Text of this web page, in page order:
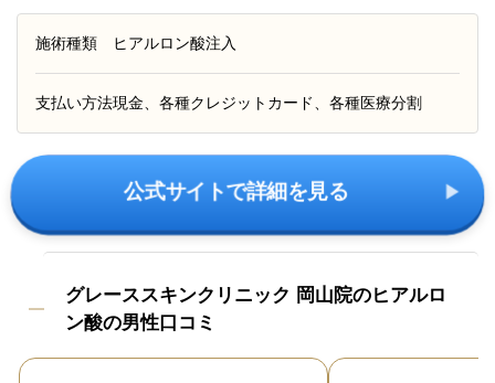
施術種類 ヒアルロン酸注入
支払い方法現金、各種クレジットカード、各種医療分割
公式サイトで詳細を見る
グレーススキンクリニック 岡山院のヒアルロ
ン酸の男性口コミ